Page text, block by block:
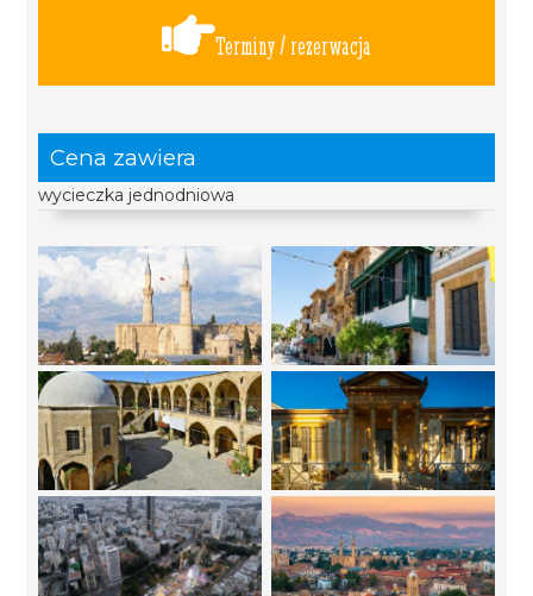
Terminy / rezerwacja
Cena zawiera
wycieczka jednodniowa